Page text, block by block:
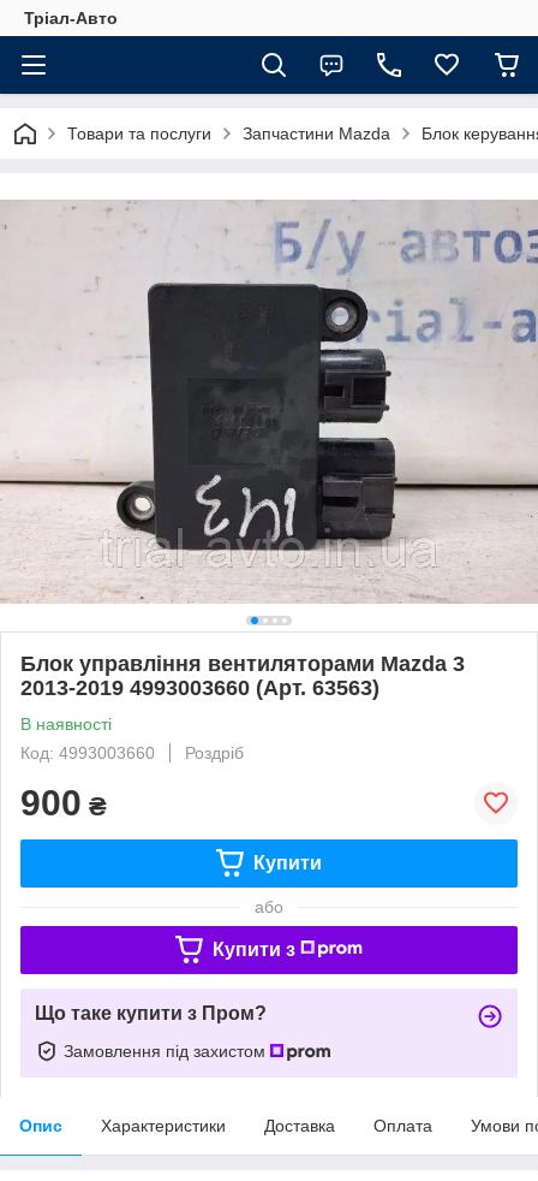
Тріал-Авто
Товари та послуги Запчастини Mazda Блок
Блок управління вентиляторами Mazda 3
2013-2019 4993003660 (Арт. 63563)
В наявності
Код: 4993003660
Роздріб
900 ₴
Купити
або
Купити з
Що таке купити з Пром?
Замовлення під захистом
Опис Характеристики Доставка Оплата Умови